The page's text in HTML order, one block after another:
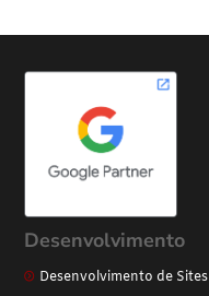
Desenvolvimento
Desenvolvimento de Sites